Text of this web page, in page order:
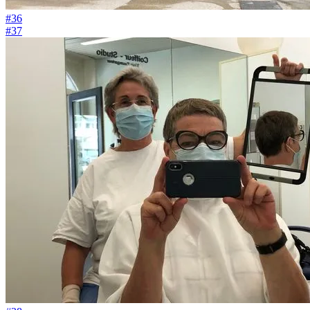
#36
#37